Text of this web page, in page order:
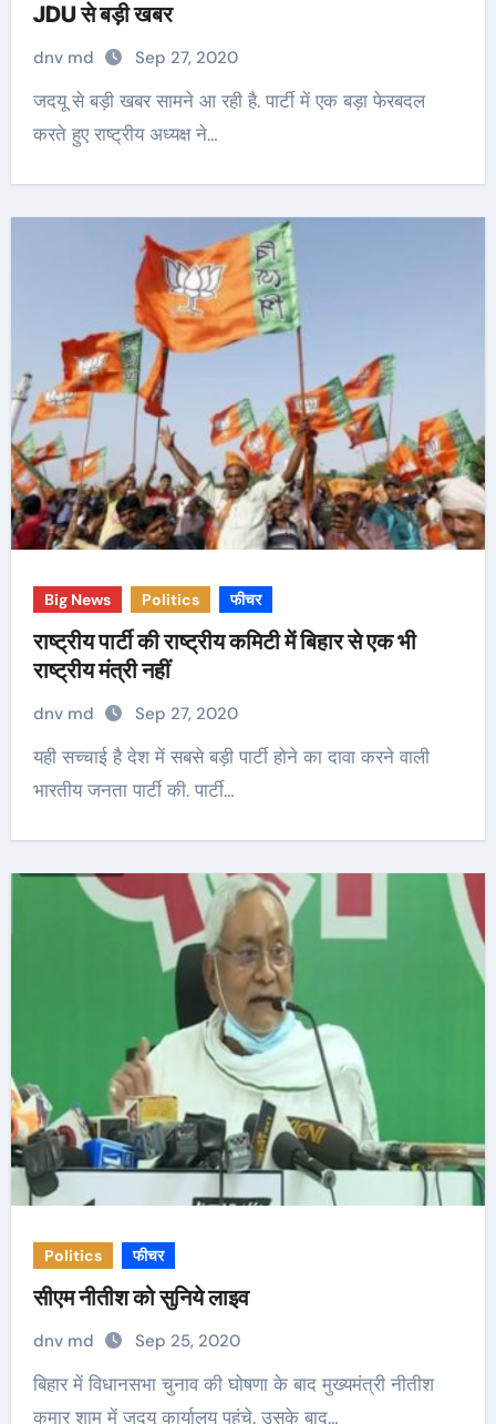
JDU से बड़ी खबर
dnv md Sep 27, 2020
जदयू से बड़ी खबर सामने आ रही है. पार्टी में एक बड़ा फेरबदल
करते हुए राष्ट्रीय अध्यक्ष ने…
Big News Politics फीचर
राष्ट्रीय पार्टी की राष्ट्रीय कमिटी में बिहार से एक भी
राष्ट्रीय मंत्री नहीं
dnv md Sep 27, 2020
यही सच्चाई है देश में सबसे बड़ी पार्टी होने का दावा करने वाली
भारतीय जनता पार्टी की. पार्टी…
Politics फीचर
सीएम नीतीश को सुनिये लाइव
dnv md Sep 25, 2020
बिहार में विधानसभा चुनाव की घोषणा के बाद मुख्यमंत्री नीतीश
कुमार शाम में जदयू कार्यालय पहुंचे. उसके बाद…